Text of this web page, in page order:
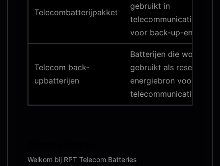
Telecombatterijpakket
gebruikt in
voor back-up-energie.
Telecom back-
upbatterijen
Batterijen die worden
gebruikt als reserve-
energiebron voor
Welkom bij RPT Telecom Batteries